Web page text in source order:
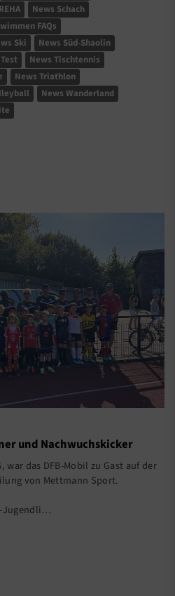
News Schach
FAQs
Ski
News Süd-Shaolin
News Tischtennis
News Triathlon
News Wanderland
und Nachwuchskicker
das DFB-Mobil zu Gast auf der
von Mettmann Sport.
Jugendli…